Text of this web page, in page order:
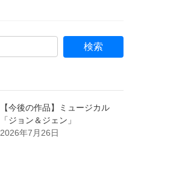
【今後の作品】ミュージカル
「ジョン＆ジェン」
2026年7月26日